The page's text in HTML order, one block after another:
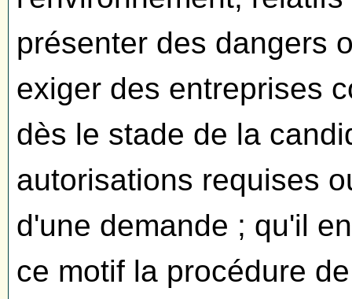
présenter des dangers
exiger des entreprises
dès le stade de la
autorisations requises
d'une demande ; qu'il
ce motif la procédure